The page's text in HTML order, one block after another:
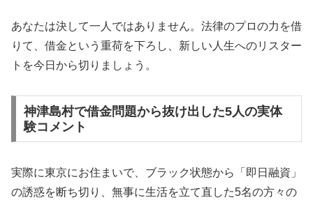
あなたは決して一人ではありません。法律のプロの力を借
りて、借金という重荷を下ろし、新しい人生へのリスター
トを今日から切りましょう。
神津島村で借金問題から抜け出した5人の実体
験コメント
実際に東京にお住まいで、ブラック状態から「即日融資」
の誘惑を断ち切り、無事に生活を立て直した5名の方々の